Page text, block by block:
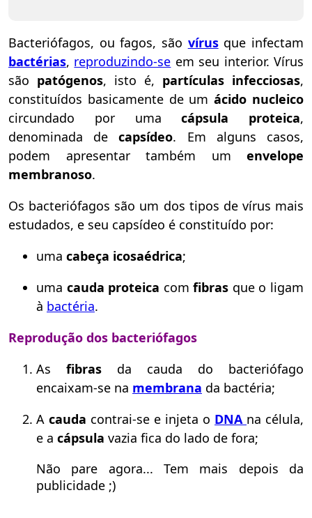
Bacteriófagos, ou fagos, são vírusque infectam
bactérias, reproduzindo-se em seu interior. Vírus
são patógenos, isto é, partículas infecciosas,
constituídos basicamente de umácido nucleico
circundado por umacápsula proteica,
denominada decapsídeo. Em alguns casos,
podem apresentar também um envelope
membranoso.
Os bacteriófagos são um dos tipos de vírus mais
estudados, e seu capsídeo é constituído por:
uma cabeça icosaédrica;
uma cauda proteica comfibras que o ligam
à bactéria.
Reprodução dos bacteriófagos
As fibras da cauda do bacteriófago
encaixam-se na membrana da bactéria;
A cauda contrai-se e injeta o DNA na célula,
e a cápsula vazia fica do lado de fora;
Não pare agora... Tem mais depois da
publicidade ;)